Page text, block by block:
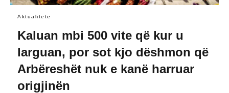
Aktualitete
Kaluan mbi 500 vite që kur u
larguan, por sot kjo dëshmon që
Arbëreshët nuk e kanë harruar
origjinën